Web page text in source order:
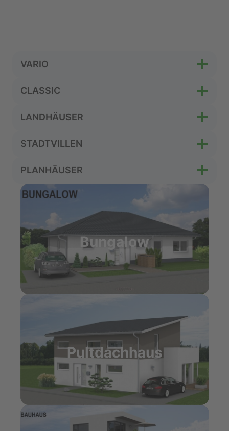
VARIO
CLASSIC
LANDHÄUSER
STADTVILLEN
PLANHÄUSER
Bungalow
Pultdachhaus